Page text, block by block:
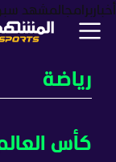
أخبار برامجالمشهد
رياضة